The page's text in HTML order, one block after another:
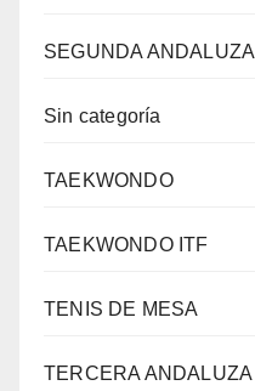
SEGUNDA ANDALUZA
Sin categoría
TAEKWONDO
TAEKWONDO ITF
TENIS DE MESA
TERCERA ANDALUZA